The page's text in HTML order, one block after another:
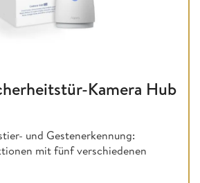
Kamera Hub
und Gestenerkennung:
mit fünf verschiedenen